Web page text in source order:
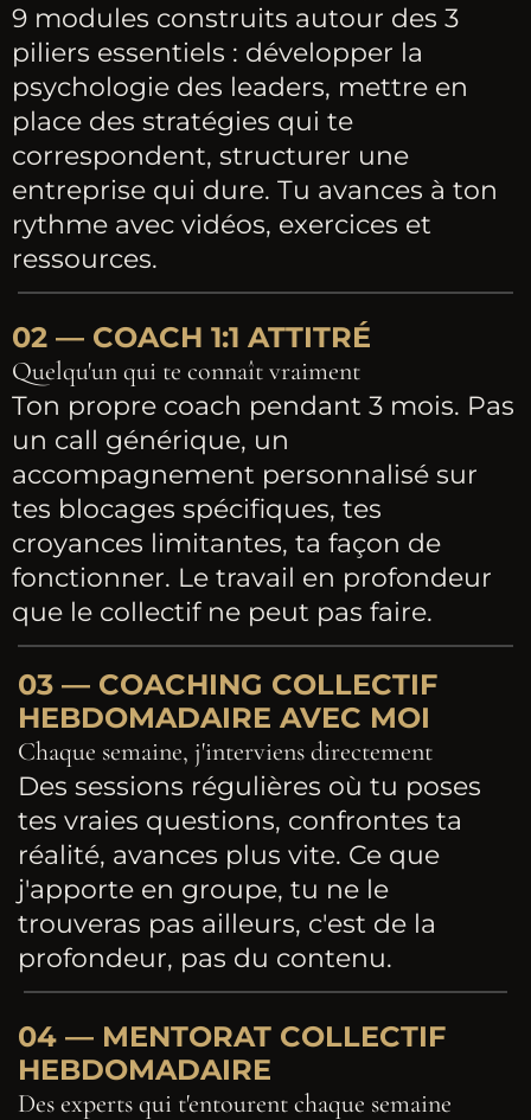
9 modules construits autour des 3
piliers essentiels : développer la
psychologie des leaders, mettre en
place des stratégies qui te
correspondent, structurer une
entreprise qui dure. Tu avances à ton
rythme avec vidéos, exercices et
ressources.
02 — COACH 1:1 ATTITRÉ
Quelqu'un qui te connaît vraiment
Ton propre coach pendant 3 mois. Pas
un call générique, un
accompagnement personnalisé sur
tes blocages spécifiques, tes
croyances limitantes, ta façon de
fonctionner. Le travail en profondeur
que le collectif ne peut pas faire.
03 — COACHING COLLECTIF
HEBDOMADAIRE AVEC MOI
Chaque semaine, j'interviens directement
Des sessions régulières où tu poses
tes vraies questions, confrontes ta
réalité, avances plus vite. Ce que
j'apporte en groupe, tu ne le
trouveras pas ailleurs, c'est de la
profondeur, pas du contenu.
04 — MENTORAT COLLECTIF
HEBDOMADAIRE
Des experts qui t'entourent chaque semaine